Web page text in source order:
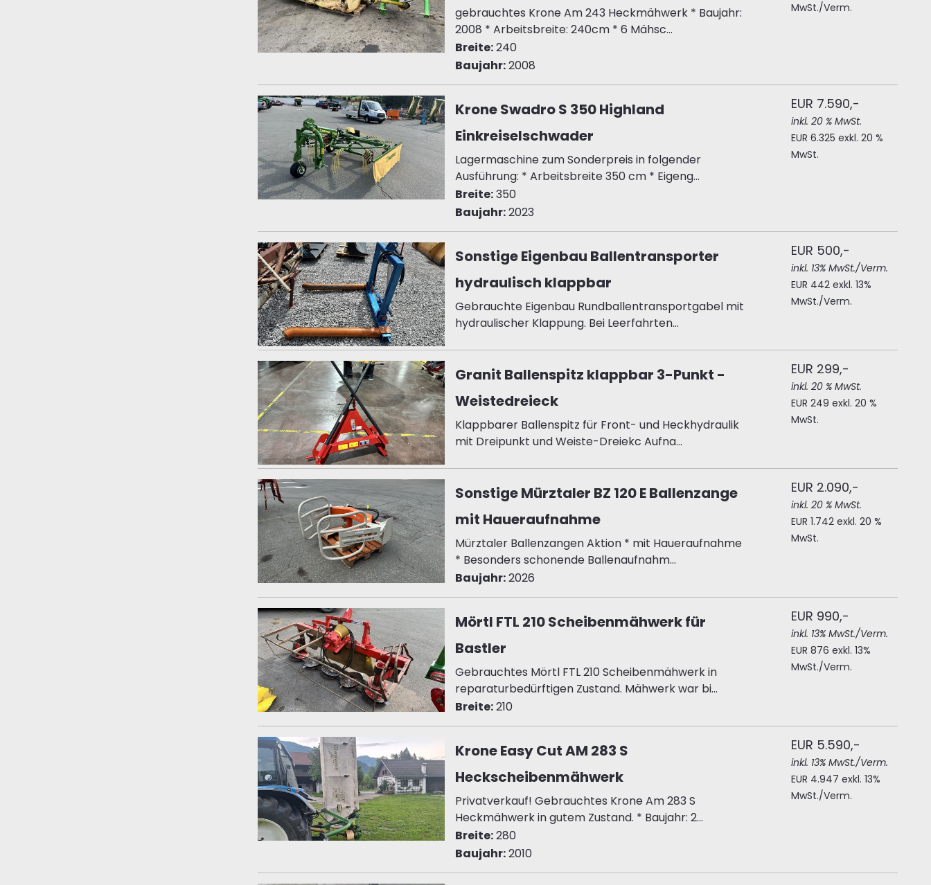
gebrauchtes Krone Am 243 Heckmähwerk * Baujahr:
2008 * Arbeitsbreite: 240cm * 6 Mähsc...
Breite:240
Baujahr:2008
MwSt./Verm.
Krone Swadro S 350 Highland
Einkreiselschwader
Lagermaschine zum Sonderpreis in folgender
Ausführung: * Arbeitsbreite 350 cm * Eigeng...
Breite:350
Baujahr:2023
EUR 7.590,-
inkl. 20 % MwSt.
EUR 6.325 exkl. 20 %
MwSt.
Sonstige Eigenbau Ballentransporter
hydraulisch klappbar
Gebrauchte Eigenbau Rundballentransportgabel mit
hydraulischer Klappung. Bei Leerfahrten...
EUR 500,-
inkl. 13% MwSt./Verm.
EUR 442 exkl. 13%
MwSt./Verm.
Granit Ballenspitz klappbar 3-Punkt -
Weistedreieck
Klappbarer Ballenspitz für Front- und Heckhydraulik
mit Dreipunkt und Weiste-Dreiekc Aufna...
EUR 299,-
inkl. 20 % MwSt.
EUR 249 exkl. 20 %
MwSt.
Sonstige Mürztaler BZ 120 E Ballenzange
mit Haueraufnahme
Mürztaler Ballenzangen Aktion * mit Haueraufnahme
* Besonders schonende Ballenaufnahm...
Baujahr:2026
EUR 2.090,-
inkl. 20 % MwSt.
EUR 1.742 exkl. 20 %
MwSt.
Mörtl FTL 210 Scheibenmähwerk für
Bastler
Gebrauchtes Mörtl FTL 210 Scheibenmähwerk in
reparaturbedürftigen Zustand. Mähwerk war bi...
Breite:210
EUR 990,-
inkl. 13% MwSt./Verm.
EUR 876 exkl. 13%
MwSt./Verm.
Krone Easy Cut AM 283 S
Heckscheibenmähwerk
Privatverkauf! Gebrauchtes Krone Am 283 S
Heckmähwerk in gutem Zustand. * Baujahr: 2...
Breite:280
Baujahr:2010
EUR 5.590,-
inkl. 13% MwSt./Verm.
EUR 4.947 exkl. 13%
MwSt./Verm.